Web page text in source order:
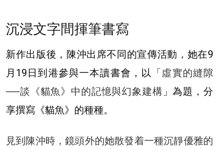
沉浸文字間揮筆書寫
新作出版後，陳沖出席不同的宣傳活動，她在9
月19日到港參與一本讀書會，以「虛實的縫隙
──談《貓魚》中的記憶與幻象建構 」為題，分
享撰寫《貓魚》的種種。
見到陳沖時，鏡頭外的她散發着一種沉靜優雅的